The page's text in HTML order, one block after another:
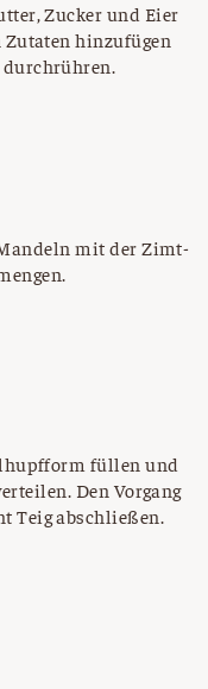
Zucker und Eier
hinzufügen
mit der Zimt-
füllen und
Den Vorgang
Teig abschließen.